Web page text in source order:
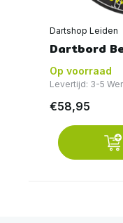
Dartshop Leiden
Dartbord
Op voorraad
Levertijd: 3-5
€58,95